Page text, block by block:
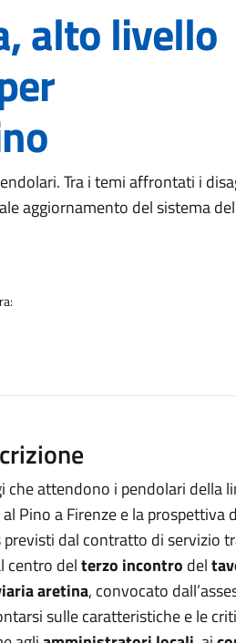
alto livello
Tra i temi affrontati i
aggiornamento del sistema
che attendono i pendolari della
Pino a Firenze e la
dal contratto di servizio
centro delterzo incontro del
aretina, convocato
sulle caratteristiche e le